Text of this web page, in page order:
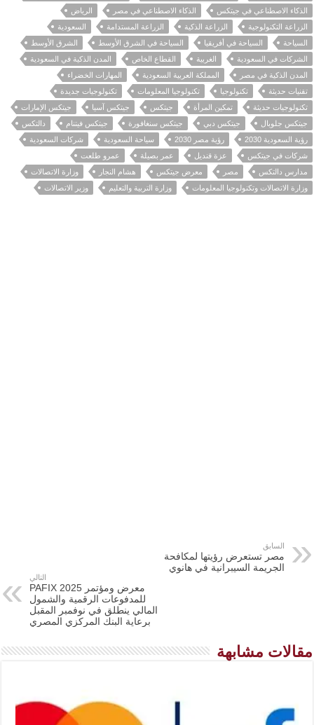
الذكاء الاصطناعي في جيتكس
الذكاء الاصطناعي في مصر
الرياض
الزراعة التكنولوجية
الزراعة الذكية الزراعة المستدامة
السعودية
السياحة
السياحة في أفريقيا السياحة في الشرق الأوسط
الشرق الأوسط
الشركات في السعودية
الغربية القطاع الخاص
المدن الذكية في السعودية
المدن الذكية في مصر
المملكة العربية السعودية
المهارات الخضراء
تقنيات حديثة
تكنولوجيا تكنولوجيا المعلومات
تكنولوجيات جديدة
تكنولوجيات حديثة
تمكين المرأة جيتكس جيتكس آسيا
جيتكس الإمارات
جيتكس جلوبال
جيتكس دبي جيتكس سنغافورة جيتكس فيتنام
دالتكس
رؤية السعودية 2030
رؤية مصر 2030 سياحة السعودية
شركات السعودية
شركات في جيتكس
عزة قنديل عمر بصيلة
عمرو طلعت
مدارس دالتكس
مصر معرض جيتكس هشام النجار
وزارة الاتصالات
وزارة الاتصالات وتكنولوجيا المعلومات
وزارة التربية والتعليم وزير الاتصالات
السابق
مصر تستعرض رؤيتها لمكافحة
الجريمة السيبرانية في هانوي
التالي
معرض ومؤتمر PAFIX 2025
للمدفوعات الرقمية والشمول
المالي ينطلق في نوفمبر المقبل
برعاية البنك المركزي المصري
مقالات مشابهة